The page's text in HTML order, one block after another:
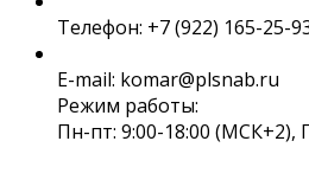
Телефон: +7 (922) 165-25-
E-mail: komar@plsnab.ru
Режим работы:
Пн-пт: 9:00-18:00 (МСК+2),